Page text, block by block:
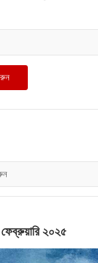
ফেব্রুয়ারি ২০২৫